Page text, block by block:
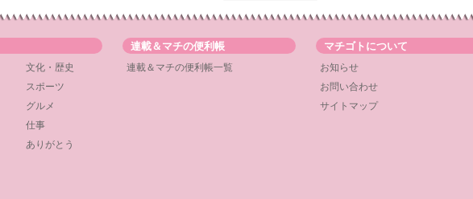
文化・歴史
スポーツ
グルメ
仕事
ありがとう
連載＆マチの便利帳
連載＆マチの便利帳一覧
マチゴトについて
お知らせ
お問い合わせ
サイトマップ